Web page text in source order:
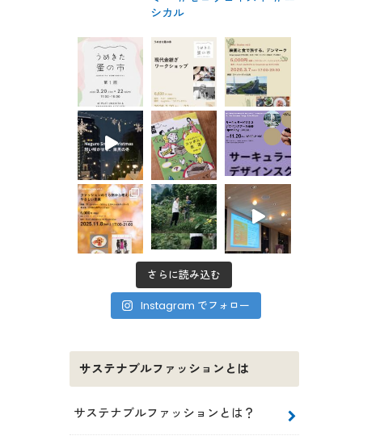
シカル
さらに読み込む
Instagram でフォロー
サステナブルファッションとは
サステナブルファッションとは？